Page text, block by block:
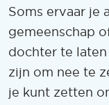
Soms ervaar je
gemeenschap
dochter te
zijn om nee te
je kunt zetten